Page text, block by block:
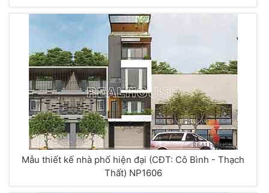
Mẫu thiết kế nhà phố hiện đại (CĐT: Cô Bình - Thạch
Thất) NP1606